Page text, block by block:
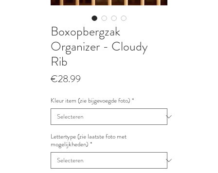
Boxopbergzak
Organizer - Cloudy
Rib
€28.99
Kleur item (zie bijgevoegde foto) *
Lettertype (zie laatste foto met
mogelijkheden) *